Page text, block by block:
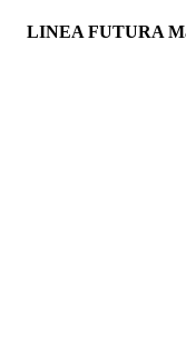
LINEA FUTURA